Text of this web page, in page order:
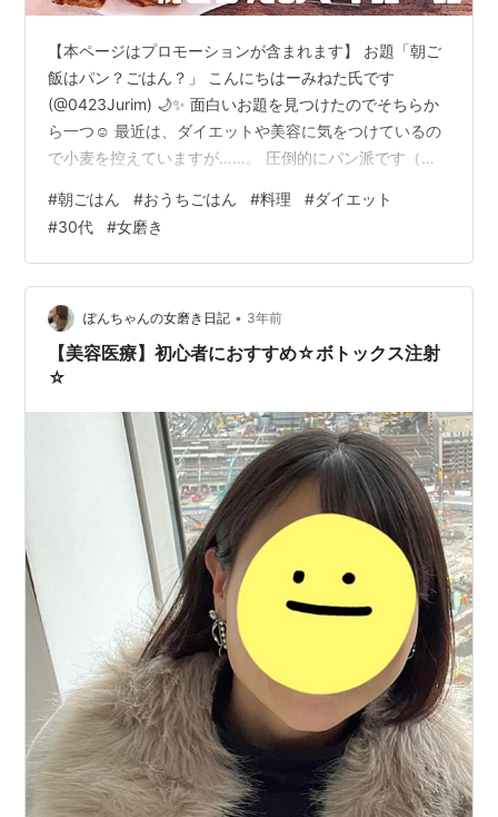
【本ページはプロモーションが含まれます】 お題「朝ご
飯はパン？ごはん？」 こんにちはーみねた氏です
(@0423Jurim) 🌙✨ 面白いお題を見つけたのでそちらか
ら一つ☺️ 最近は、ダイエットや美容に気をつけているの
で小麦を控えていますが……。 圧倒的にパン派です（キ
んを作るのが日課になっています。 本日は、バター不使
用！なるべく身体に優しい・朝食プレートにも合う『オ
ートミールバナナパンケーキ』のレシピと朝食で自分的
に朝食で大切にしているマイルールを紹介します。 オー
トミールバナナパンケーキの作り方 私が朝食で優先にし
ている事 オートミール…
#朝ごはん #おうちごはん #料理 #ダイエット
#30代 #女磨き
ぽんちゃんの女磨き日記 • 3年前
【美容医療】初心者におすすめ☆ボトックス注射
☆